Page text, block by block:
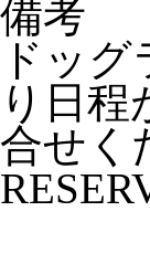
備考
ドッ
り日
合せく